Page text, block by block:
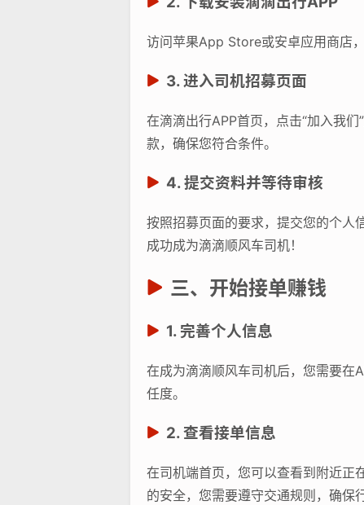
访问苹果App Store或安卓应用商店
3. 进入司机招募页面
在滴滴出行APP首页，点击“加入我
款，确保您符合条件。
4. 提交资料并等待审核
按照招募页面的要求，提交您的个人
成功成为滴滴顺风车司机！
三、开始接单赚钱
1. 完善个人信息
在成为滴滴顺风车司机后，您需要在
任度。
2. 查看接单信息
在司机端首页，您可以查看到附近正
的安全，您需要遵守交通规则，确保